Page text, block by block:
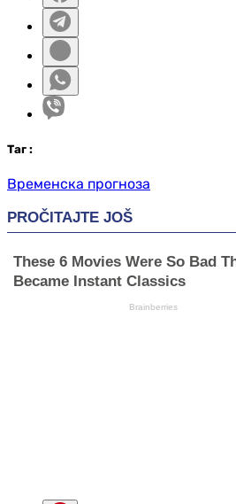
Таг :
Временска прогноза